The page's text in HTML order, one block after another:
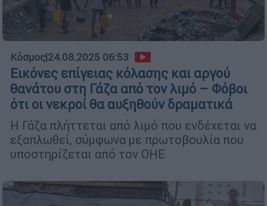
Κόσμος|24.08.2025 06:53
Εικόνες επίγειας κόλασης και αργού
θανάτου στη Γάζα από τον λιμό – Φόβοι
ότι οι νεκροί θα αυξηθούν δραματικά
Η Γάζα πλήττεται από λιμό που ενδέχεται να
εξαπλωθεί, σύμφωνα με πρωτοβουλία που
υποστηρίζεται από τον ΟΗΕ